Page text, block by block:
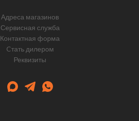
Адреса магазинов
Сервисная служба
Контактная форма
Cтать дилером
Реквизиты